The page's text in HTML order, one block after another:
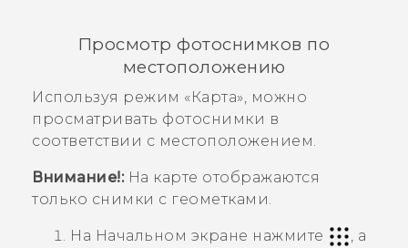
Просмотр фотоснимков по
местоположению
Используя режим «Карта», можно
просматривать фотоснимки в
соответствии с местоположением.
Внимание!:На карте отображаются
только снимки с геометками.
На Начальном экране нажмите
, а